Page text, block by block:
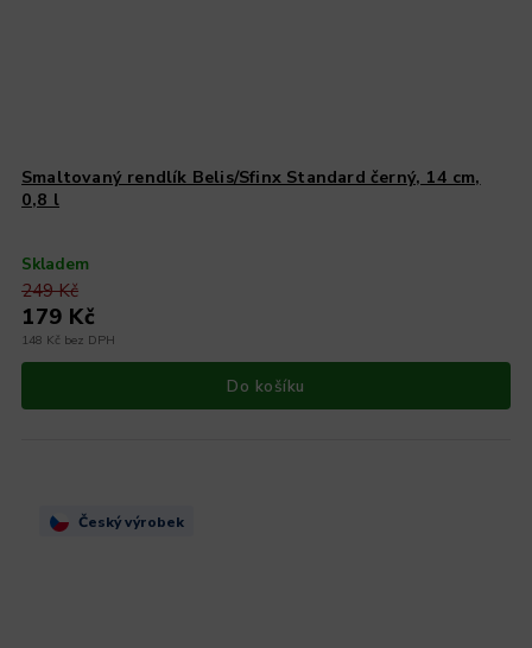
Smaltovaný rendlík Belis/Sfinx Standard černý, 14 cm,
0,8 l
Skladem
148 Kč bez DPH
249 Kč
179 Kč
Do košíku
Český výrobek